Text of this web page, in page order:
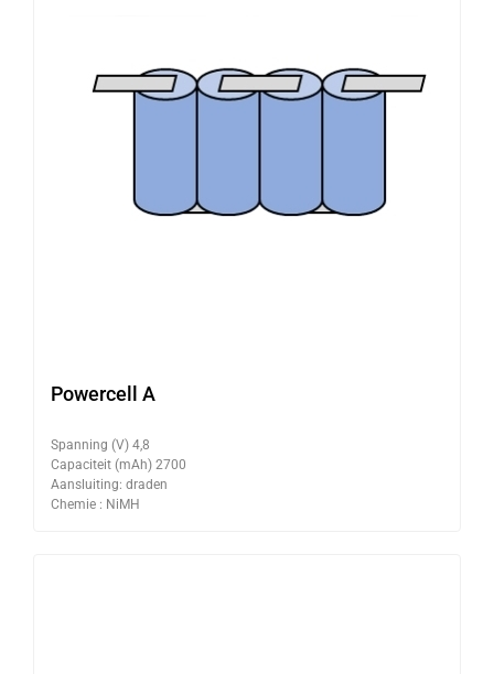
Powercell A
Spanning (V) 4,8
Capaciteit (mAh) 2700
Aansluiting: draden
Chemie : NiMH